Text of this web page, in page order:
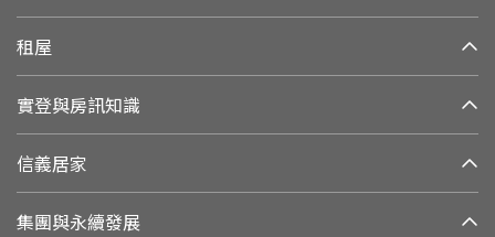
租屋
實登與房訊知識
信義居家
集團與永續發展